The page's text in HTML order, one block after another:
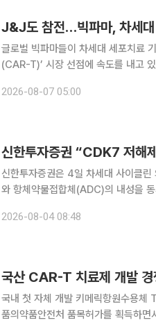
J&J도 참전…빅파마, 차세
글로벌 빅파마들이 차세대 세포치료
(CAR-T)’ 시장 선점에 속도를 내고
일 수 있다는 기대감 때문이다. 최근
2026-08-07 05:00
신한투자증권은 4일 차세대 사이클
와 항체약물접합체(ADC)의 내성을
바이오-엄니버스#3: CDK7, HER2 재
2026-08-04 08:48
국내 첫 자체 개발 키메릭항원수용체
품의약품안전처 품목허가를 획득하